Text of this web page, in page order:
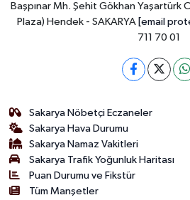
Başpınar Mh. Şehit Gökhan Yaşartürk
Plaza) Hendek - SAKARYA [email
711 70 01
Sakarya Nöbetçi Eczaneler
Sakarya Hava Durumu
Sakarya Namaz Vakitleri
Sakarya Trafik Yoğunluk Haritası
Puan Durumu ve Fikstür
Tüm Manşetler